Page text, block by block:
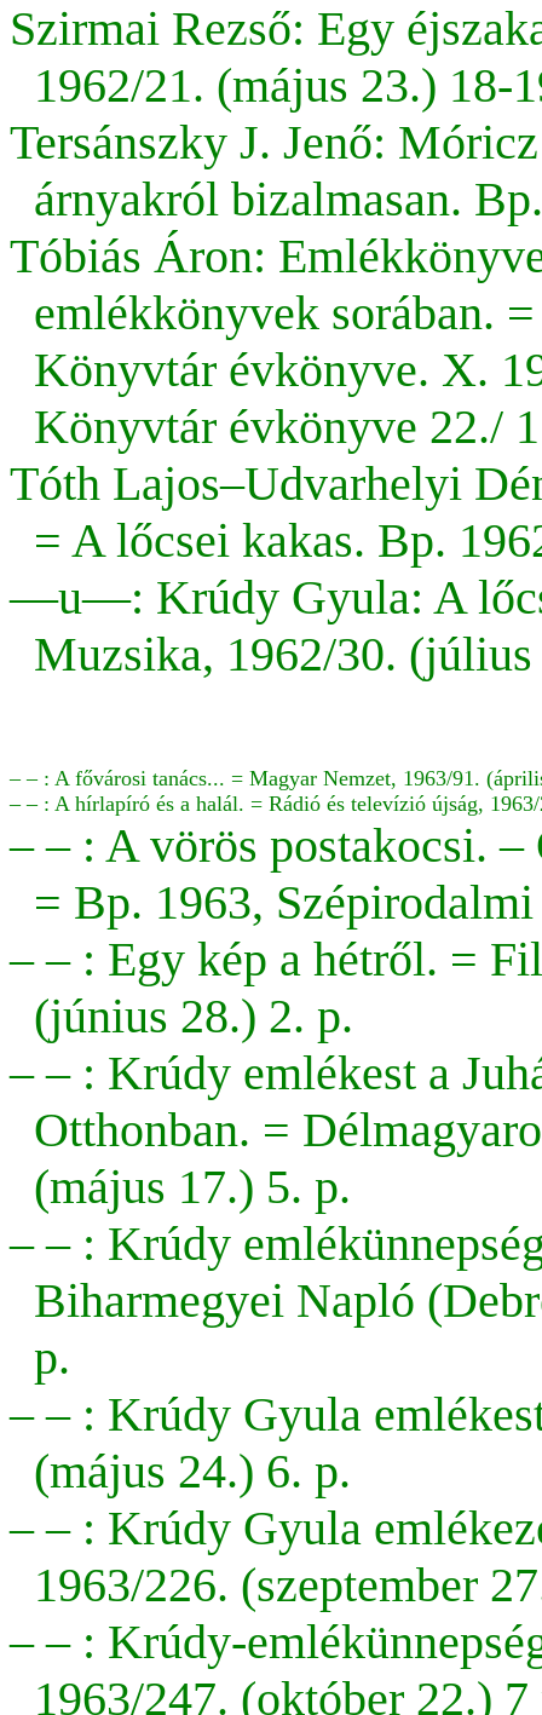
Szirmai Rezső: Egy
1962/21. (május 23.) 18-
Tersánszky J. Jenő:
árnyakról bizalmasan.
Tóbiás Áron:
emlékkönyvek sorában.
Könyvtár évkönyve. X.
Könyvtár évkönyve 22./
Tóth Lajos–Udvarhelyi
= A lőcsei kakas. Bp.
—u—: Krúdy Gyula: A
Muzsika, 1962/30.
– – : A fővárosi tanács... = Magyar Nemzet, 1963/91.
– – : A hírlapíró és a halál. = Rádió és televízió újság,
– – : A vörös postakocsi.
= Bp. 1963,
– – : Egy kép a hétről. =
(június 28.) 2. p.
– – : Krúdy emlékest a
Otthonban. =
(május 17.) 5. p.
– – : Krúdy
Biharmegyei Napló
p.
– – : Krúdy Gyula
(május 24.) 6. p.
– – : Krúdy Gyula
1963/226. (szeptember
– – : Krúdy-
1963/247. (október 22.) 7